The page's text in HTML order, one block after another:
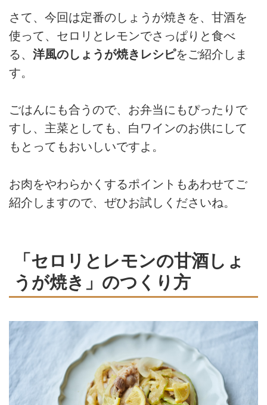
暮らし - 天然生活web
料理家で発酵マイスターの榎本美
沙さんに、「塩麹キャベツシュウ
マイ」のつくり方を教えていただ
い、フライパンで蒸したヘルシー
な一品です。野菜の甘味と塩麹の
まろやかな塩味が相性抜群！献立
の主菜としてはもちろん、お弁当
さて、今回は定番のしょうが焼きを、甘酒を
使って、セロリとレモンでさっぱりと食べ
る、 洋風のしょうが焼きレシピをご紹介しま
す。
ごはんにも合うので、お弁当にもぴったりで
すし、主菜としても、白ワインのお供にして
もとってもおいしいですよ。
お肉をやわらかくするポイントもあわせてご
紹介しますので、ぜひお試しくださいね。
「セロリとレモンの甘酒しょ
うが焼き」のつくり方